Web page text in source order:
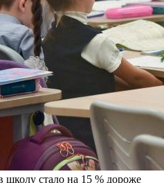
школу стало на 15 % дороже